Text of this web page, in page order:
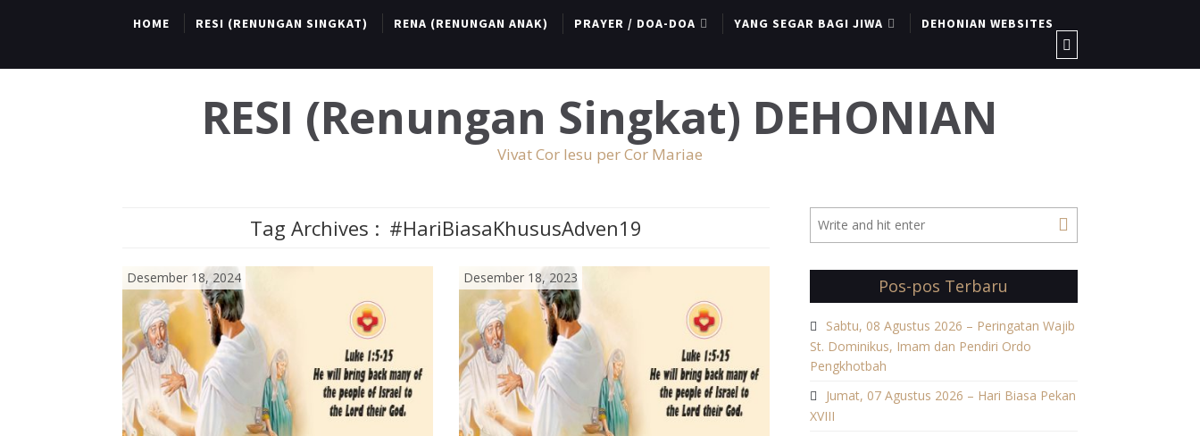
HOME RESI (RENUNGAN SINGKAT) RENA (RENUNGAN ANAK) PRAYER / DOA-DOA YANG SEGAR BAGI JIWA DEHONIAN WEBSITES
RESI (Renungan Singkat) DEHONIAN
Vivat Cor Iesu per Cor Mariae
Tag Archives : #HariBiasaKhususAdven19
Desember 18, 2024 Desember 18, 2023 Pos-pos Terbaru
Sabtu, 08 Agustus 2026 – Peringatan Wajib
St. Dominikus, Imam dan Pendiri Ordo
Pengkhotbah
Jumat, 07 Agustus 2026 – Hari Biasa Pekan
XVIII